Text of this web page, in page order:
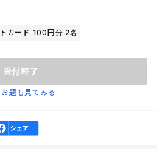
カード 100円分 2名
受付終了
題も見てみる